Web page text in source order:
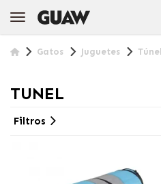
Gatos Juguetes Túnel
TUNEL
Filtros